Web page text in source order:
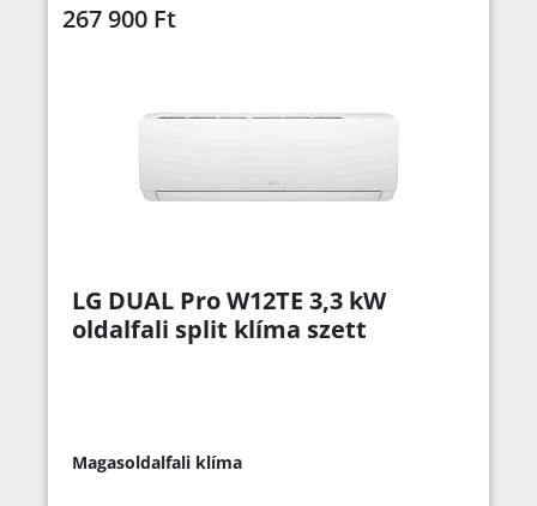
267 900 Ft
LG DUAL Pro W12TE 3,3 kW
oldalfali split klíma szett
Magasoldalfali klíma